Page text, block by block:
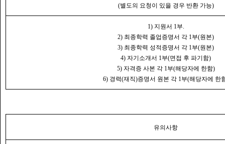
(별도의 요청이 있을 경우 반환 가능)
1) 지원서 1부.
2) 최종학력 졸업증명서 각 1부(원본)
3) 최종학력 성적증명서 각 1부(원본)
4) 자기소개서 1부(면접 후 파기함)
5) 자격증 사본 각 1부(해당자에 한함)
6) 경력(재직)증명서 원본 각 1부(해당자에 한
유의사항